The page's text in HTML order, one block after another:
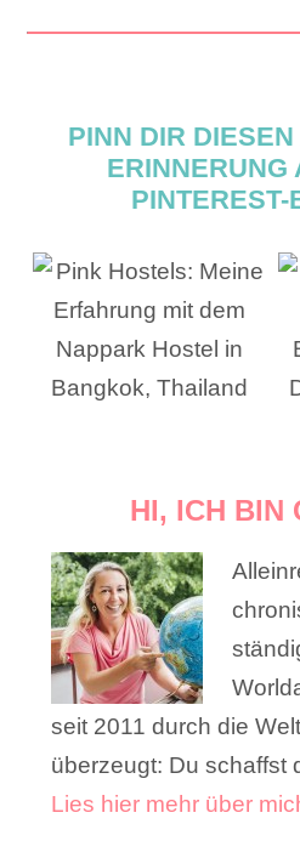
PINN DIR
ERINNERUNG
PINTEREST-
HI, ICH BIN
seit 2011 durch die
überzeugt: Du schaffst
Lies hier mehr über